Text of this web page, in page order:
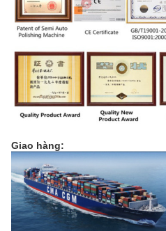
Giao hàng: